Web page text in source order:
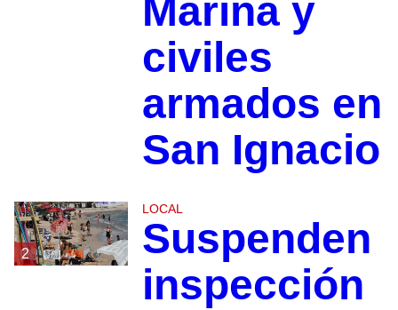
Marina y
civiles
armados en
San Ignacio
2
LOCAL
Suspenden
inspección